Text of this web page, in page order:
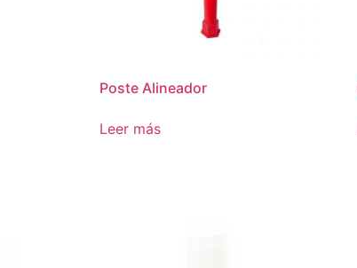
Poste Alineador
Leer más